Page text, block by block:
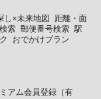
し×未来地図
距離・面
索 郵便番号検索 駅
おでかけプラン
アム会員登録（有